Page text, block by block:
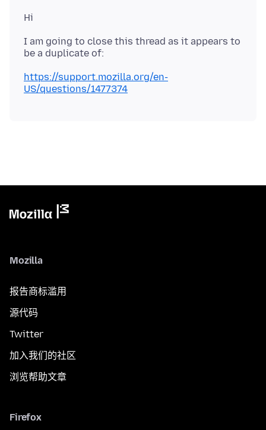
I am going to close this thread as it appears to
https://support.mozilla.org/en-
US/questions/1477374
Mozilla
报告商标滥用
源代码
Twitter
加入我们的社区
浏览帮助文章
Firefox